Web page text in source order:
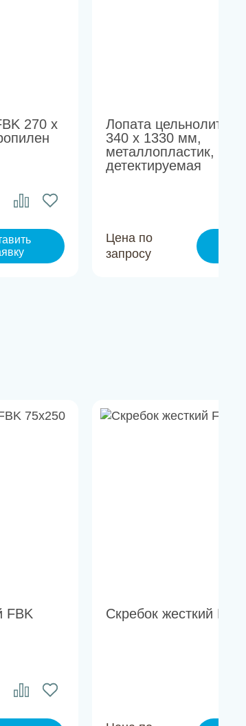
270 x
Лопата цельнолитая
340 x 1330 мм,
металлопластик,
детектируемая
Цена по
запросу
FBK
Скребок жесткий